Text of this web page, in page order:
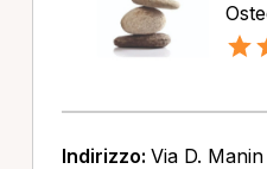
Indirizzo: Via D.